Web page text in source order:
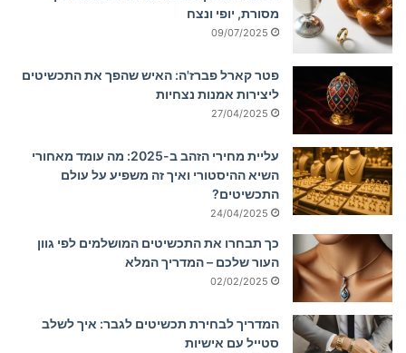
מסורת, יופי ונצח
09/07/2025
פטר קארל פברז'ה: האיש שהפך את התכשיטים
ליצירות אמנות נצחיות
27/04/2025
עליית מחירי הזהב ב-2025: מה עומד מאחורי
השיא ההיסטורי ואיך זה משפיע על עולם
התכשיטים?
24/04/2025
כך תבחרו את התכשיטים המושלמים לפי גוון
העור שלכם – המדריך המלא
02/02/2025
המדריך לבחירת תכשיטים לגבר: איך לשלב
סטייל עם אישיות